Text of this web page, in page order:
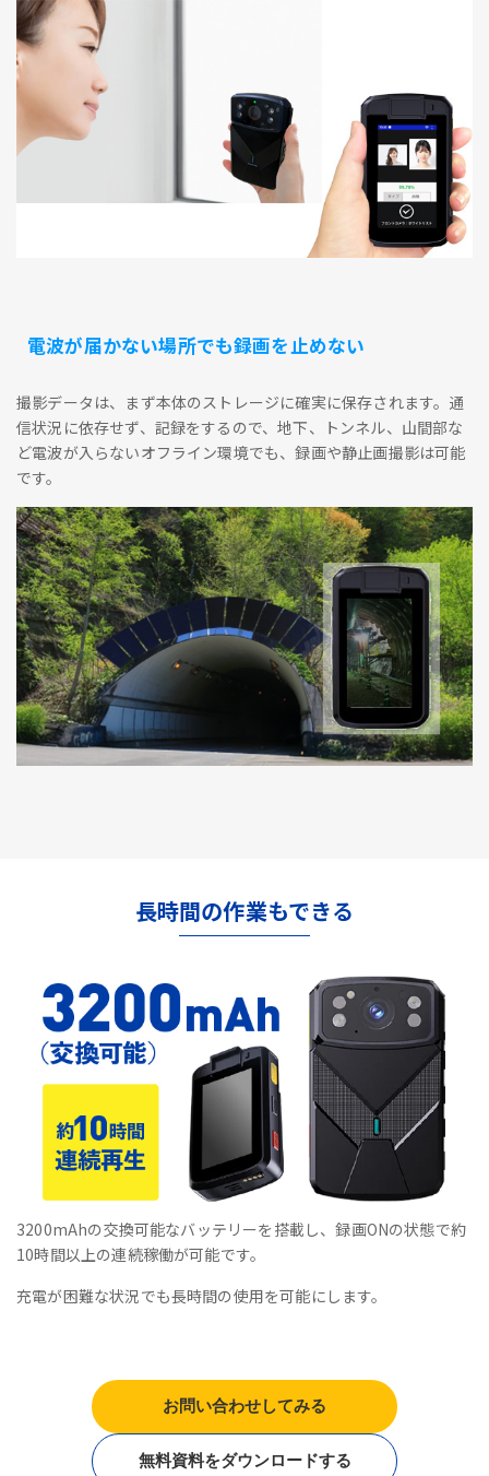
電波が届かない場所でも録画を止めない
撮影データは、まず本体のストレージに確実に保存されます。通
信状況に依存せず、記録をするので、地下、トンネル、山間部な
ど電波が入らないオフライン環境でも、録画や静止画撮影は可能
です。
長時間の作業もできる
3200mAhの交換可能なバッテリーを搭載し、録画ONの状態で約
10時間以上の連続稼働が可能です。
充電が困難な状況でも長時間の使用を可能にします。
お問い合わせしてみる
無料資料をダウンロードする